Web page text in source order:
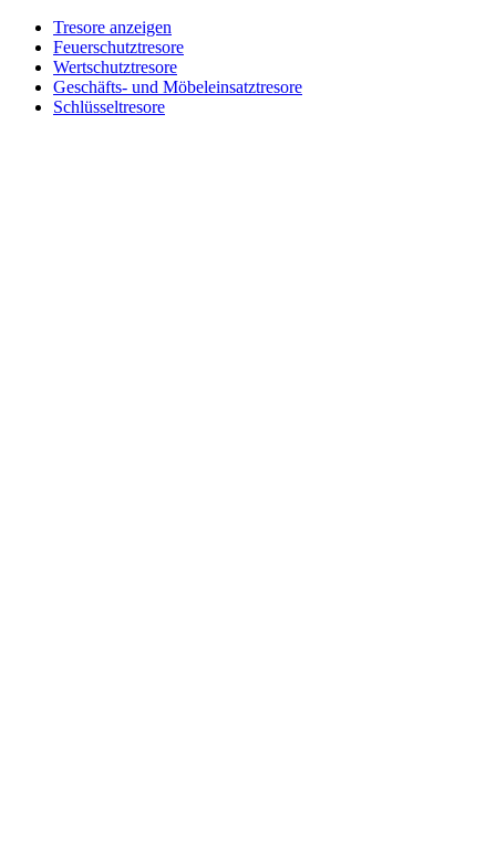
Tresore anzeigen
Feuerschutztresore
Wertschutztresore
Geschäfts- und Möbeleinsatztresore
Schlüsseltresore